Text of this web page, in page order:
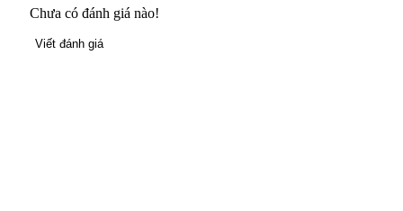
Chưa có đánh giá nào!
Viết đánh giá